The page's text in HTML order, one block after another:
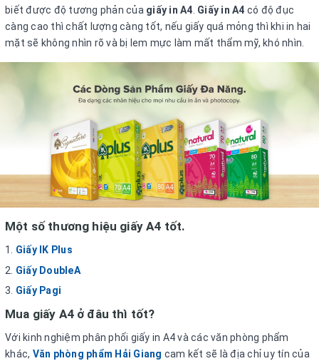
biết được độ tương phản của giấy in A4 Giấy in A4 có độ đục
càng cao thì chất lượng càng tốt, nếu giấy quá mỏng thì khi in hai
mặt sẽ không nhìn rõ và bị lem mực làm mất thẩm mỹ, khó nhìn.
Một số thương hiệu giấy A4 tốt.
Giấy IK Plus
Giấy DoubleA
Giấy Pagi
Mua giấy A4 ở đâu thì tốt?
Với kinh nghiệm phân phối giấy in A4 và các văn phòng phẩm
khác, Văn phòng phẩm Hải Giang cam kết sẽ là địa chỉ uy tín của